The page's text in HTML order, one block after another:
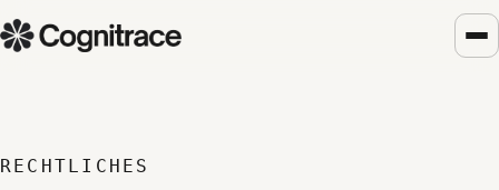
RECHTLICHES